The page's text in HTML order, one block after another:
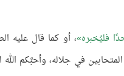
فليُخبره ، أو كما قال عليه
في جلاله، وأحبَّكم الله